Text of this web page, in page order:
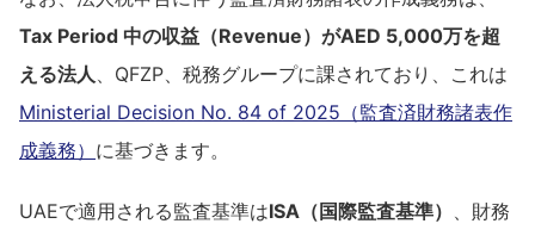
Tax Period 中の収益（Revenue）がAED 5,000万を超
える法人 、QFZP、税務グループに課されており、これは
Ministerial Decision No. 84 of 2025（監査済財務諸表作
成義務） に基づきます。
UAEで適用される監査基準はISA（国際監査基準）
、財務